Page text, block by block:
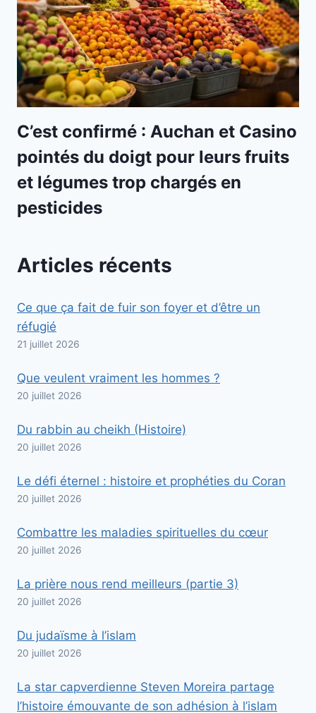
C’est confirmé : Auchan et Casino
pointés du doigt pour leurs fruits
et légumes trop chargés en
pesticides
Articles récents
Ce que ça fait de fuir son foyer et d’être un
réfugié
21 juillet 2026
Que veulent vraiment les hommes ?
20 juillet 2026
Du rabbin au cheikh (Histoire)
20 juillet 2026
Le défi éternel : histoire et prophéties du Coran
20 juillet 2026
Combattre les maladies spirituelles du cœur
20 juillet 2026
La prière nous rend meilleurs (partie 3)
20 juillet 2026
Du judaïsme à l’islam
20 juillet 2026
La star capverdienne Steven Moreira partage
l’histoire émouvante de son adhésion à l’islam